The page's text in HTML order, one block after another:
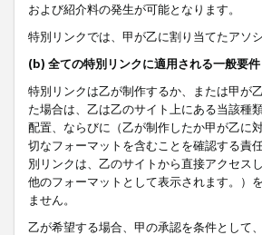
および紹介料の発生が可能となります。
特別リンクでは、甲が乙に割り当てたアソ
(b) 全ての特別リンクに適用される一般要件
特別リンクは乙が制作するか、または甲が
た場合は、乙は乙のサイト上にある当該種
配置、ならびに（乙が制作したか甲が乙に
切なフォーマットを含むことを確認する責
別リンクは、乙のサイトから直接アクセス
他のフォーマットとして表示されます。）
ません。
乙が希望する場合、甲の承認を条件として